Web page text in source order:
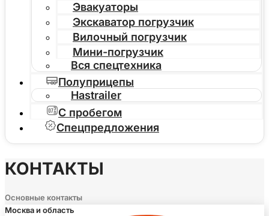
Эвакуаторы
Экскаватор погрузчик
Вилочный погрузчик
Мини-погрузчик
Вся спецтехника
Полуприцепы
Hastrailer
С пробегом
Спецпредложения
КОНТАКТЫ
Основные контакты
Москва и область